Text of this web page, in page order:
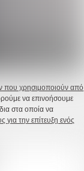
που χρησιμοποιούν από
να επινοήσουμε
στα οποία να
για την επίτευξη ενός